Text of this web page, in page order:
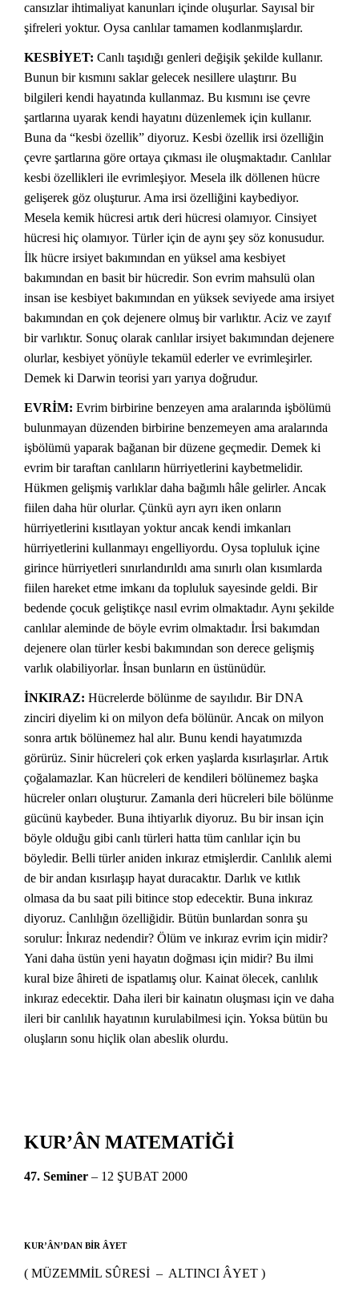
cansızlar ihtimaliyat kanunları içinde oluşurlar. Sayısal bir
şifreleri yoktur. Oysa canlılar tamamen kodlanmışlardır.
KESBİYET: Canlı taşıdığı genleri değişik şekilde kullanır.
Bunun bir kısmını saklar gelecek nesillere ulaştırır. Bu
bilgileri kendi hayatında kullanmaz. Bu kısmını ise çevre
şartlarına uyarak kendi hayatını düzenlemek için kullanır.
Buna da “kesbi özellik” diyoruz. Kesbi özellik irsi özelliğin
çevre şartlarına göre ortaya çıkması ile oluşmaktadır. Canlılar
kesbi özellikleri ile evrimleşiyor. Mesela ilk döllenen hücre
gelişerek göz oluşturur. Ama irsi özelliğini kaybediyor.
Mesela kemik hücresi artık deri hücresi olamıyor. Cinsiyet
hücresi hiç olamıyor. Türler için de aynı şey söz konusudur.
İlk hücre irsiyet bakımından en yüksel ama kesbiyet
bakımından en basit bir hücredir. Son evrim mahsulü olan
insan ise kesbiyet bakımından en yüksek seviyede ama irsiyet
bakımından en çok dejenere olmuş bir varlıktır. Aciz ve zayıf
bir varlıktır. Sonuç olarak canlılar irsiyet bakımından dejenere
olurlar, kesbiyet yönüyle tekamül ederler ve evrimleşirler.
Demek ki Darwin teorisi yarı yarıya doğrudur.
EVRİM: Evrim birbirine benzeyen ama aralarında işbölümü
bulunmayan düzenden birbirine benzemeyen ama aralarında
işbölümü yaparak bağanan bir düzene geçmedir. Demek ki
evrim bir taraftan canlıların hürriyetlerini kaybetmelidir.
Hükmen gelişmiş varlıklar daha bağımlı hâle gelirler. Ancak
fiilen daha hür olurlar. Çünkü ayrı ayrı iken onların
hürriyetlerini kısıtlayan yoktur ancak kendi imkanları
hürriyetlerini kullanmayı engelliyordu. Oysa topluluk içine
girince hürriyetleri sınırlandırıldı ama sınırlı olan kısımlarda
fiilen hareket etme imkanı da topluluk sayesinde geldi. Bir
bedende çocuk geliştikçe nasıl evrim olmaktadır. Aynı şekilde
canlılar aleminde de böyle evrim olmaktadır. İrsi bakımdan
dejenere olan türler kesbi bakımından son derece gelişmiş
varlık olabiliyorlar. İnsan bunların en üstünüdür.
İNKIRAZ: Hücrelerde bölünme de sayılıdır. Bir DNA
zinciri diyelim ki on milyon defa bölünür. Ancak on milyon
sonra artık bölünemez hal alır. Bunu kendi hayatımızda
görürüz. Sinir hücreleri çok erken yaşlarda kısırlaşırlar. Artık
çoğalamazlar. Kan hücreleri de kendileri bölünemez başka
hücreler onları oluşturur. Zamanla deri hücreleri bile bölünme
gücünü kaybeder. Buna ihtiyarlık diyoruz. Bu bir insan için
böyle olduğu gibi canlı türleri hatta tüm canlılar için bu
böyledir. Belli türler aniden inkıraz etmişlerdir. Canlılık alemi
de bir andan kısırlaşıp hayat duracaktır. Darlık ve kıtlık
olmasa da bu saat pili bitince stop edecektir. Buna inkıraz
diyoruz. Canlılığın özelliğidir. Bütün bunlardan sonra şu
sorulur: İnkıraz nedendir? Ölüm ve inkıraz evrim için midir?
Yani daha üstün yeni hayatın doğması için midir? Bu ilmi
kural bize âhireti de ispatlamış olur. Kainat ölecek, canlılık
inkıraz edecektir. Daha ileri bir kainatın oluşması için ve daha
ileri bir canlılık hayatının kurulabilmesi için. Yoksa bütün bu
oluşların sonu hiçlik olan abeslik olurdu.
KUR’ÂN MATEMATİĞİ
47. Seminer – 12 ŞUBAT 2000
KUR’ÂN’DAN BİR ÂYET
( MÜZEMMİL SÛRESİ – ALTINCI ÂYET )